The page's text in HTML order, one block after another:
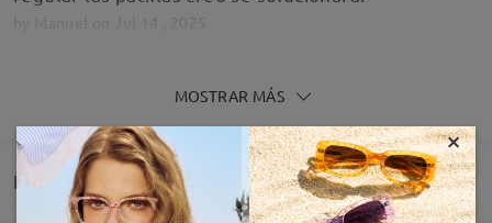
Leer todos los
comentarios
Deje su comentario
MOSTRAR MÁS
Entrega
×